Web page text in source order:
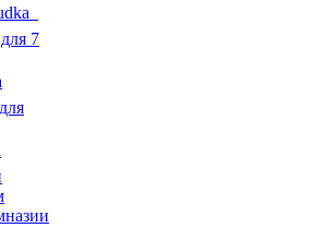
7